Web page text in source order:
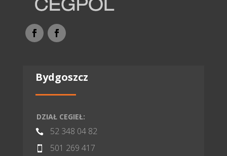
Bydgoszcz
DZIAŁ CEGIEŁ:
 52 348 04 82
 501 269 417